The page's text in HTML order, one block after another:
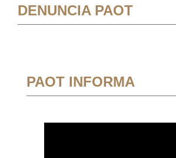
DENUNCIA PAOT
PAOT INFORMA